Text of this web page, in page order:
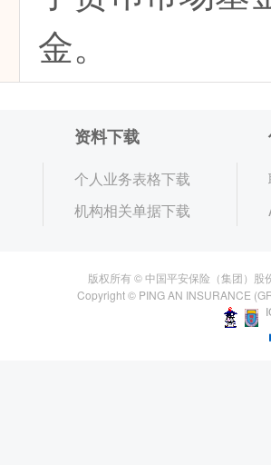
金。
资料下载
个人业务表格下载
机构相关单据下载
版权所有 © 中国平安保险（集团）股
Copyright © PING AN INSURANCE